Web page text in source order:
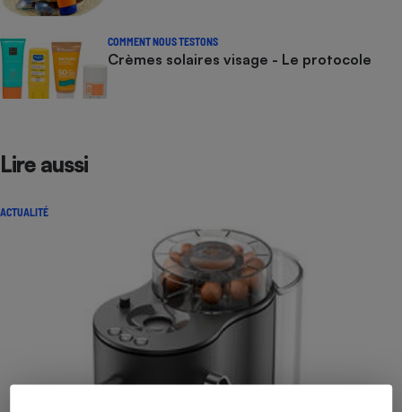
COMMENT NOUS TESTONS
Crèmes solaires visage - Le protocole
Lire aussi
ACTUALITÉ